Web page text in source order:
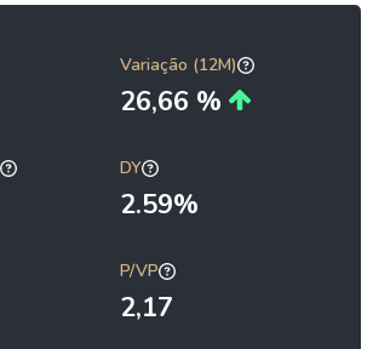
Variação (12M)
26,66 %
DY
2.59%
P/VP
2,17